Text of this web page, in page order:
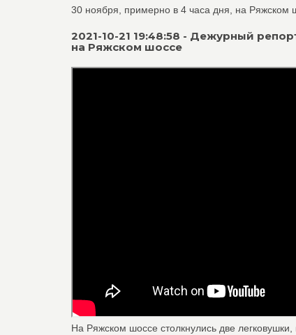
30 ноября, примерно в 4 часа дня, на
2021-10-21 19:48:58 - Дежурный
на Ряжском шоссе
На Ряжском шоссе столкнулись две